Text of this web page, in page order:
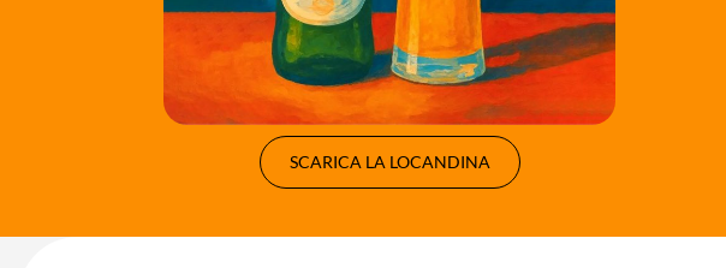
SCARICA LA LOCANDINA